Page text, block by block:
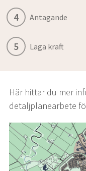
4 Antagande
5 Laga kraft
Här hittar du mer
detaljplanearbete